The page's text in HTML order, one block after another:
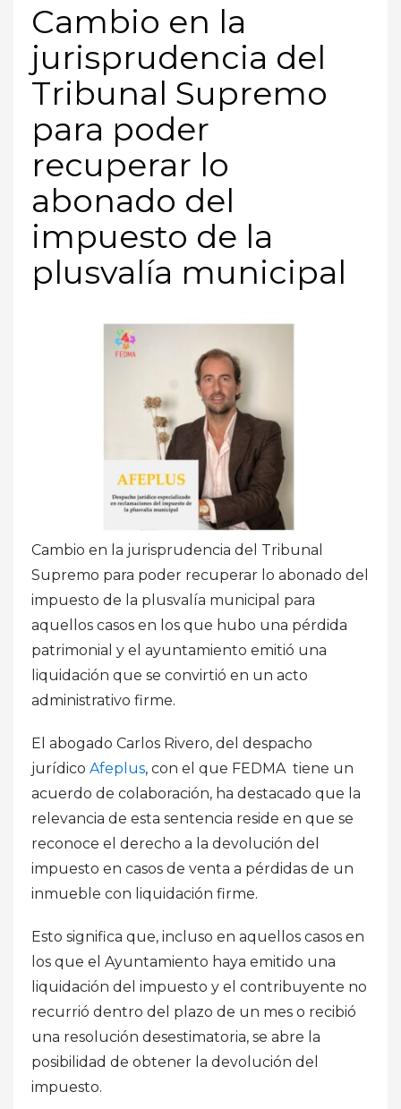
Cambio en la
jurisprudencia del
Tribunal Supremo
para poder
recuperar lo
abonado del
impuesto de la
plusvalía municipal
Cambio en la jurisprudencia del Tribunal
Supremo para poder recuperar lo abonado del
impuesto de la plusvalía municipal para
aquellos casos en los que hubo una pérdida
patrimonial y el ayuntamiento emitió una
liquidación que se convirtió en un acto
administrativo firme.
El abogado Carlos Rivero, del despacho
jurídico Afeplus, con el que FEDMA tiene un
acuerdo de colaboración, ha destacado que la
relevancia de esta sentencia reside en que se
reconoce el derecho a la devolución del
impuesto en casos de venta a pérdidas de un
inmueble con liquidación firme.
Esto significa que, incluso en aquellos casos en
los que el Ayuntamiento haya emitido una
liquidación del impuesto y el contribuyente no
recurrió dentro del plazo de un mes o recibió
una resolución desestimatoria, se abre la
posibilidad de obtener la devolución del
impuesto.